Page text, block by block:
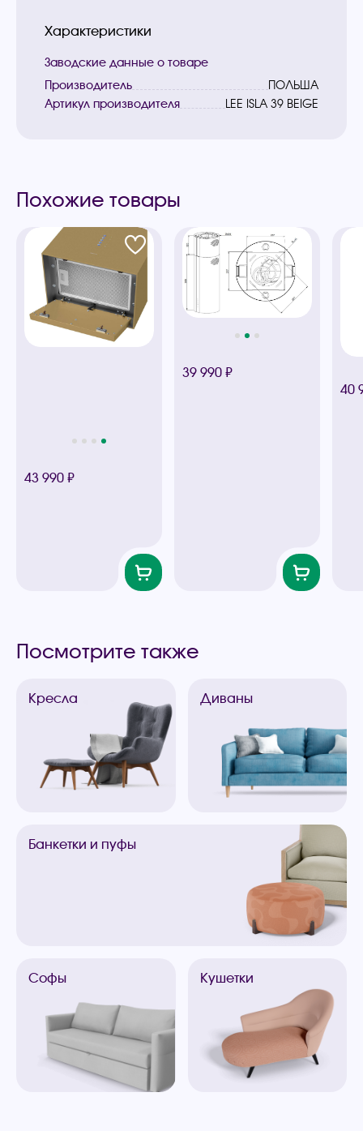
Характеристики
Заводские данные о товаре
Производитель
ПОЛЬША
Артикул производителя
LEE ISLA 39 BEIGE
Похожие товары
43 990 ₽
39 990 ₽
40
Посмотрите также
Кресла Диваны
Банкетки и пуфы
Софы Кушетки